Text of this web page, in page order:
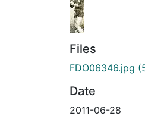
Files
FDO06346.jpg
Date
2011-06-28